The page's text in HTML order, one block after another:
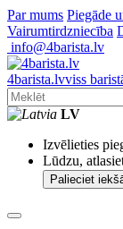
Par mums Piegāde
Vairumtirdzniecība
info@4barista.lv
4barista.lvviss
LV
Izvēlieties
Lūdzu,
Palieciet